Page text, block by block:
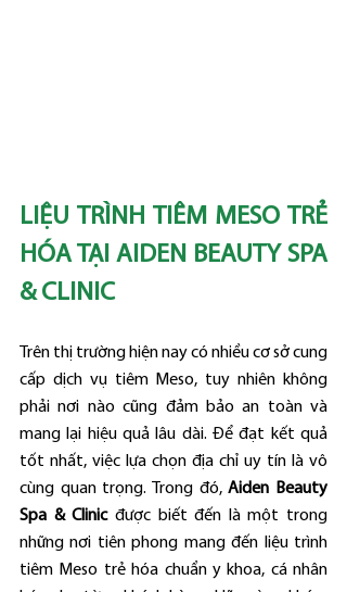
LIỆU TRÌNH TIÊM MESO TRẺ
HÓA TẠI AIDEN BEAUTY SPA
& CLINIC
Trên thị trường hiện nay có nhiều cơ sở cung
cấp dịch vụ tiêm Meso, tuy nhiên không
phải nơi nào cũng đảm bảo an toàn và
mang lại hiệu quả lâu dài. Để đạt kết quả
tốt nhất, việc lựa chọn địa chỉ uy tín là vô
cùng quan trọng. Trong đó, Aiden Beauty
Spa & Clinic được biết đến là một trong
những nơi tiên phong mang đến liệu trình
tiêm Meso trẻ hóa chuẩn y khoa, cá nhân